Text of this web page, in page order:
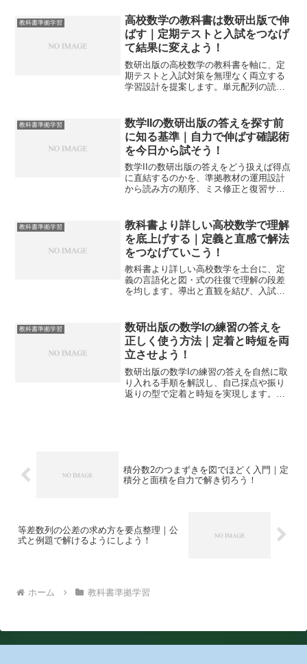
教科書準拠学習
高校数学の教科書は数研出版で伸
ばす｜定期テストと入試をつなげ
て結果に変えよう！
数研出版の高校数学の教科書を軸に、定
期テストと入試対策を無理なく両立する
学習設計を提案します。単元配列の読み
教科書準拠学習
数学IIの数研出版の答えを探す前
に知る基準｜自力で伸ばす確認術
を今日から試そう！
数学IIの数研出版の答えをどう扱えば得点
に直結するのかを、準拠教材の運用設計
から読み方の順序、ミス修正と復習サイ
教科書準拠学習
教科書より詳しい高校数学で理解
を底上げする｜定義と直感で解法
をつなげていこう！
教科書より詳しい高校数学を土台に、定
義の言語化と図・式の往復で理解の段差
を均します。導出と直観を結び、入試ま
教科書準拠学習
数研出版の数学Iの練習の答えを
正しく使う方法｜定着と時短を両
立させよう！
数研出版の数学Iの練習の答えを自然に取
り入れる手順を解説し、自己採点や振り
返りの型で定着と時短を実現します。過
積分数2のつまずきを図でほどく入門｜定
積分と面積を自力で解き切ろう！
等差数列の公差の求め方を要点整理｜公
式と例題で解けるようにしよう！
ホーム 教科書準拠学習